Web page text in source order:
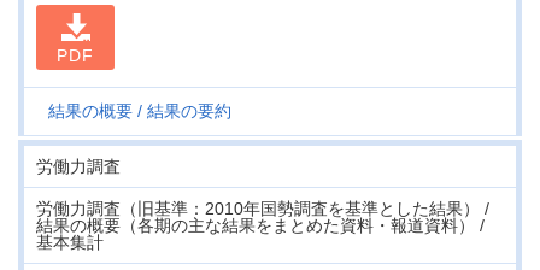
PDF
結果の概要 結果の要約
労働力調査
労働力調査（旧基準：2010年国勢調査を基準とした結果） /
結果の概要（各期の主な結果をまとめた資料・報道資料） /
基本集計